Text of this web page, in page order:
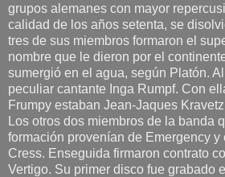
grupos alemanes con mayor
calidad de los años setenta, se
tres de sus miembros formaron el
nombre que le dieron por el
sumergió en el agua, según Platón.
peculiar cantante Inga Rumpf. Con
Frumpy estaban Jean-Jaques
Los otros dos miembros de la banda
formación provenían de Emergency
Cress. Enseguida firmaron contrato
Vertigo. Su primer disco fue grabado